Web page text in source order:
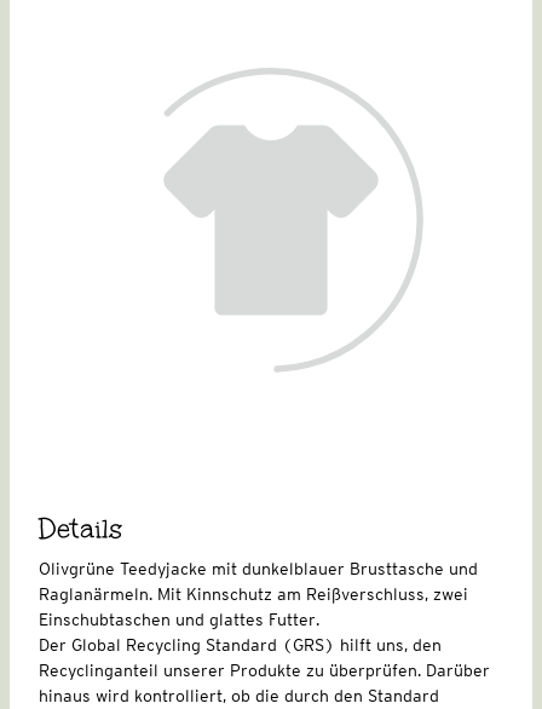
Details
Olivgrüne Teedyjacke mit dunkelblauer Brusttasche und
Raglanärmeln. Mit Kinnschutz am Reißverschluss, zwei
Einschubtaschen und glattes Futter.
Der Global Recycling Standard (GRS) hilft uns, den
Recyclinganteil unserer Produkte zu überprüfen. Darüber
hinaus wird kontrolliert, ob die durch den Standard